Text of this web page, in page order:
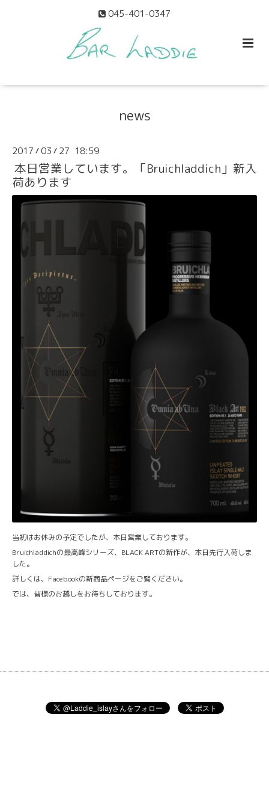
045-401-0347
news
2017 /03 / 27 18:59
本日営業しています。「Bruichladdich」新入
荷あります
当初はお休みの予定でしたが、本日営業しております。
Bruichladdichの最高峰シリーズ、BLACK ARTの新作が、本日先行入荷しま
した。
詳しくは、Facebookの新商品ページをご覧ください。
では、皆様のお越しをお待ちしております。